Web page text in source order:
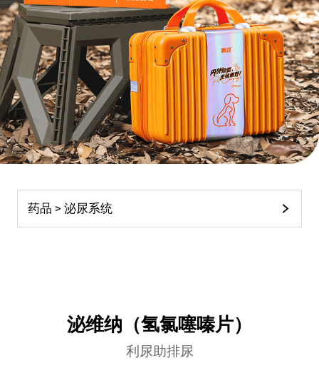
药品 > 泌尿系统
泌维纳（氢氯噻嗪片）
利尿助排尿